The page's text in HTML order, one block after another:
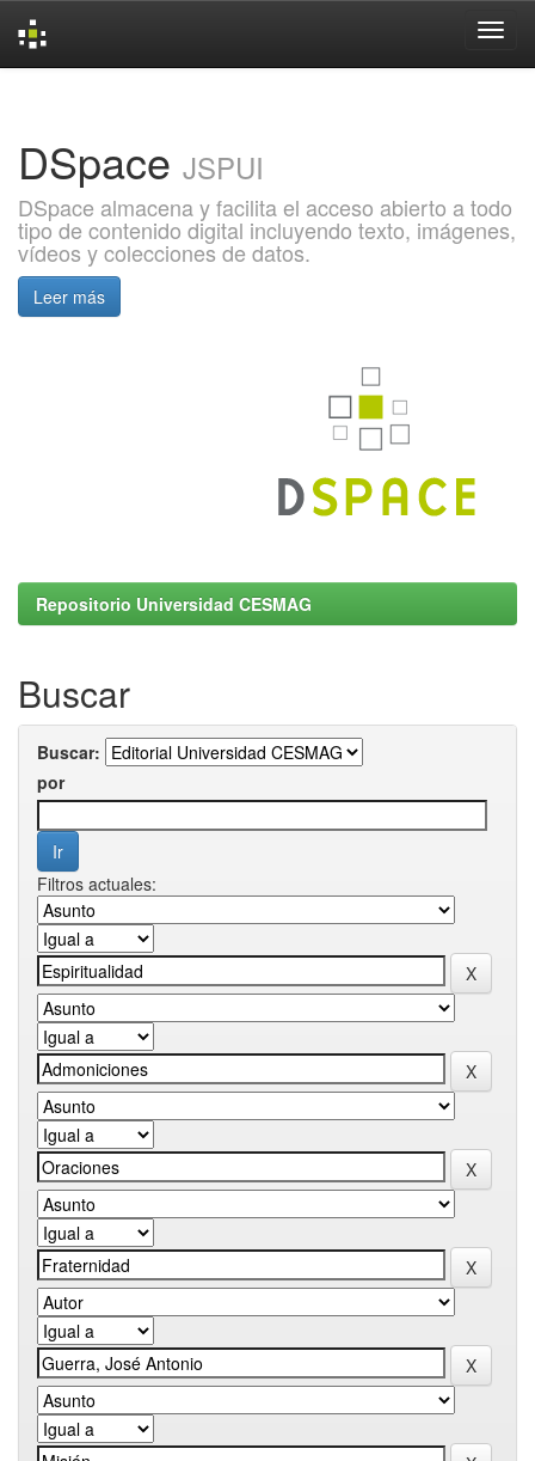
DSpace JSPUI
DSpace almacena y facilita el acceso abierto a todo
tipo de contenido digital incluyendo texto, imágenes,
vídeos y colecciones de datos.
Leer más
Repositorio Universidad CESMAG
Buscar
Buscar:
por
Filtros actuales: